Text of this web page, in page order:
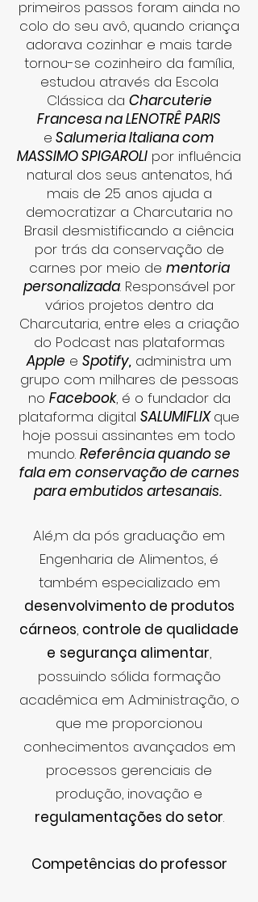
primeiros passos foram ainda no
colo do seu avô, quando criança
adorava cozinhar e mais tarde
tornou-se cozinheiro da família,
estudou através da Escola
Clássica da Charcuterie
Francesa na LENOTRÊ PARIS
e Salumeria Italiana com
MASSIMO SPIGAROLI por influência
natural dos seus antenatos, há
mais de 25 anos ajuda a
democratizar a Charcutaria no
Brasil desmistificando a ciência
por trás da conservação de
carnes por meio de mentoria
personalizada. Responsável por
vários projetos dentro da
Charcutaria, entre eles a criação
do Podcast nas plataformas
Apple e Spotify, administra um
grupo com milhares de pessoas
no Facebook, é o fundador da
plataforma digital SALUMIFLIXque
hoje possui assinantes em todo
mundo. Referência quando se
fala em conservação de carnes
para embutidos artesanais.
Alé,m da pós graduação em
Engenharia de Alimentos, é
também especializado em
desenvolvimento de produtos
cárneos, controle de qualidade
e segurança alimentar,
possuindo sólida formação
acadêmica em Administração, o
que me proporcionou
conhecimentos avançados em
processos gerenciais de
produção, inovação e
regulamentações do setor.
Competências do professor